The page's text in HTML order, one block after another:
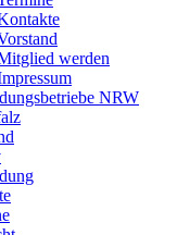
werden
NRW